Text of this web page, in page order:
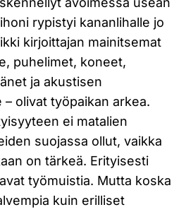
rypistyi kananlihalle jo
kirjoittajan mainitsemat
puhelimet, koneet,
ja akustisen
olivat työpaikan arkea.
ei matalien
suojassa ollut, vaikka
on tärkeä. Erityisesti
työmuistia. Mutta koska
kuin erilliset